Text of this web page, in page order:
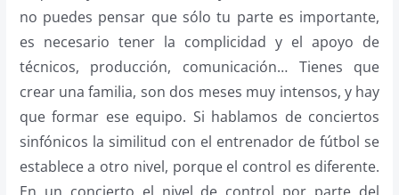
no puedes pensar que sólo tu parte es importante,
es necesario tener la complicidad y el apoyo de
técnicos, producción, comunicación… Tienes que
crear una familia, son dos meses muy intensos, y hay
que formar ese equipo. Si hablamos de conciertos
sinfónicos la similitud con el entrenador de fútbol se
establece a otro nivel, porque el control es diferente.